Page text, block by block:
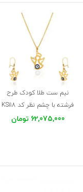
نیم ست طلا کودک طرح
فرشته با چشم نظر کد KS118
62,075,000 تومان